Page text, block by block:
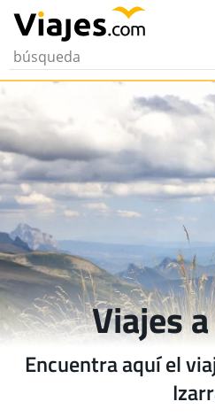
Viajes
Encuentra aquí el